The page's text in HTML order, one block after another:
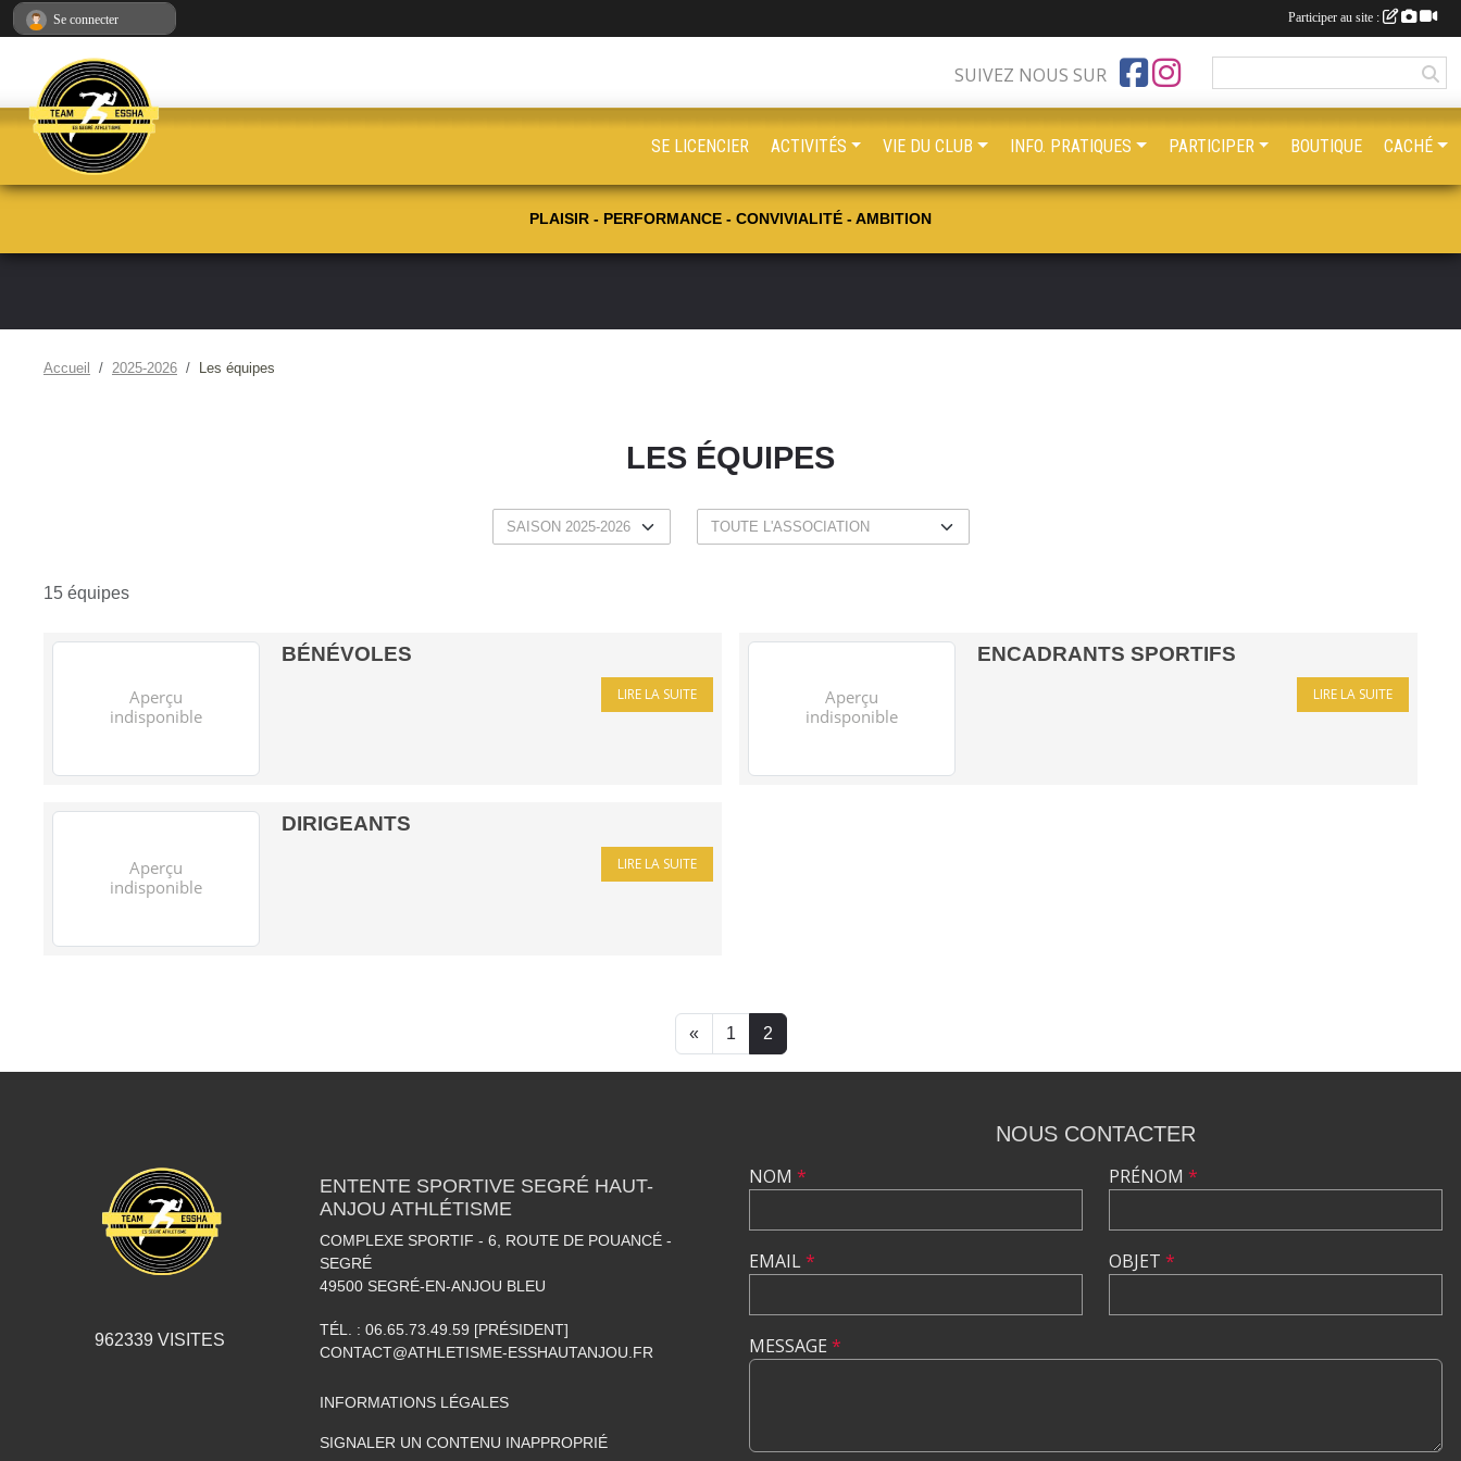
PLAISIR - PERFORMANCE - CONVIVIALITÉ - AMBITION
Accueil 2025-2026 Les équipes
LES ÉQUIPES
15 équipes
BÉNÉVOLES
LIRE LA SUITE
ENCADRANTS SPORTIFS
LIRE LA SUITE
DIRIGEANTS
LIRE LA SUITE
« 1 2
SUIVEZ NOUS SUR
SE LICENCIER ACTIVITÉS VIE DU CLUB INFO. PRATIQUES PARTICIPER BOUTIQUE CACHÉ
962339 VISITES
ENTENTE SPORTIVE SEGRÉ HAUT-
ANJOU ATHLÉTISME
COMPLEXE SPORTIF - 6, ROUTE DE POUANCÉ -
SEGRÉ
49500 SEGRÉ-EN-ANJOU BLEU
TÉL. : 06.65.73.49.59 [PRÉSIDENT]
CONTACT@ATHLETISME-ESSHAUTANJOU.FR
INFORMATIONS LÉGALES
SIGNALER UN CONTENU INAPPROPRIÉ
NOUS CONTACTER
NOM *
EMAIL*
PRÉNOM *
OBJET *
MESSAGE *
Se connecter Participer au site :
Panneau de gestion des cookies